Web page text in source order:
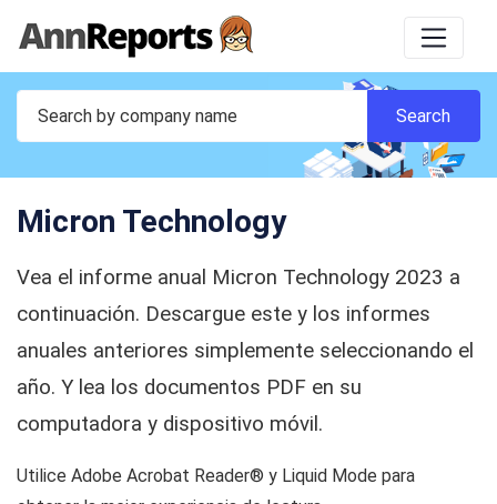
Micron Technology
Vea el informe anual Micron Technology 2023 a
continuación. Descargue este y los informes
anuales anteriores simplemente seleccionando el
año. Y lea los documentos PDF en su
computadora y dispositivo móvil.
Utilice Adobe Acrobat Reader® y Liquid Mode para